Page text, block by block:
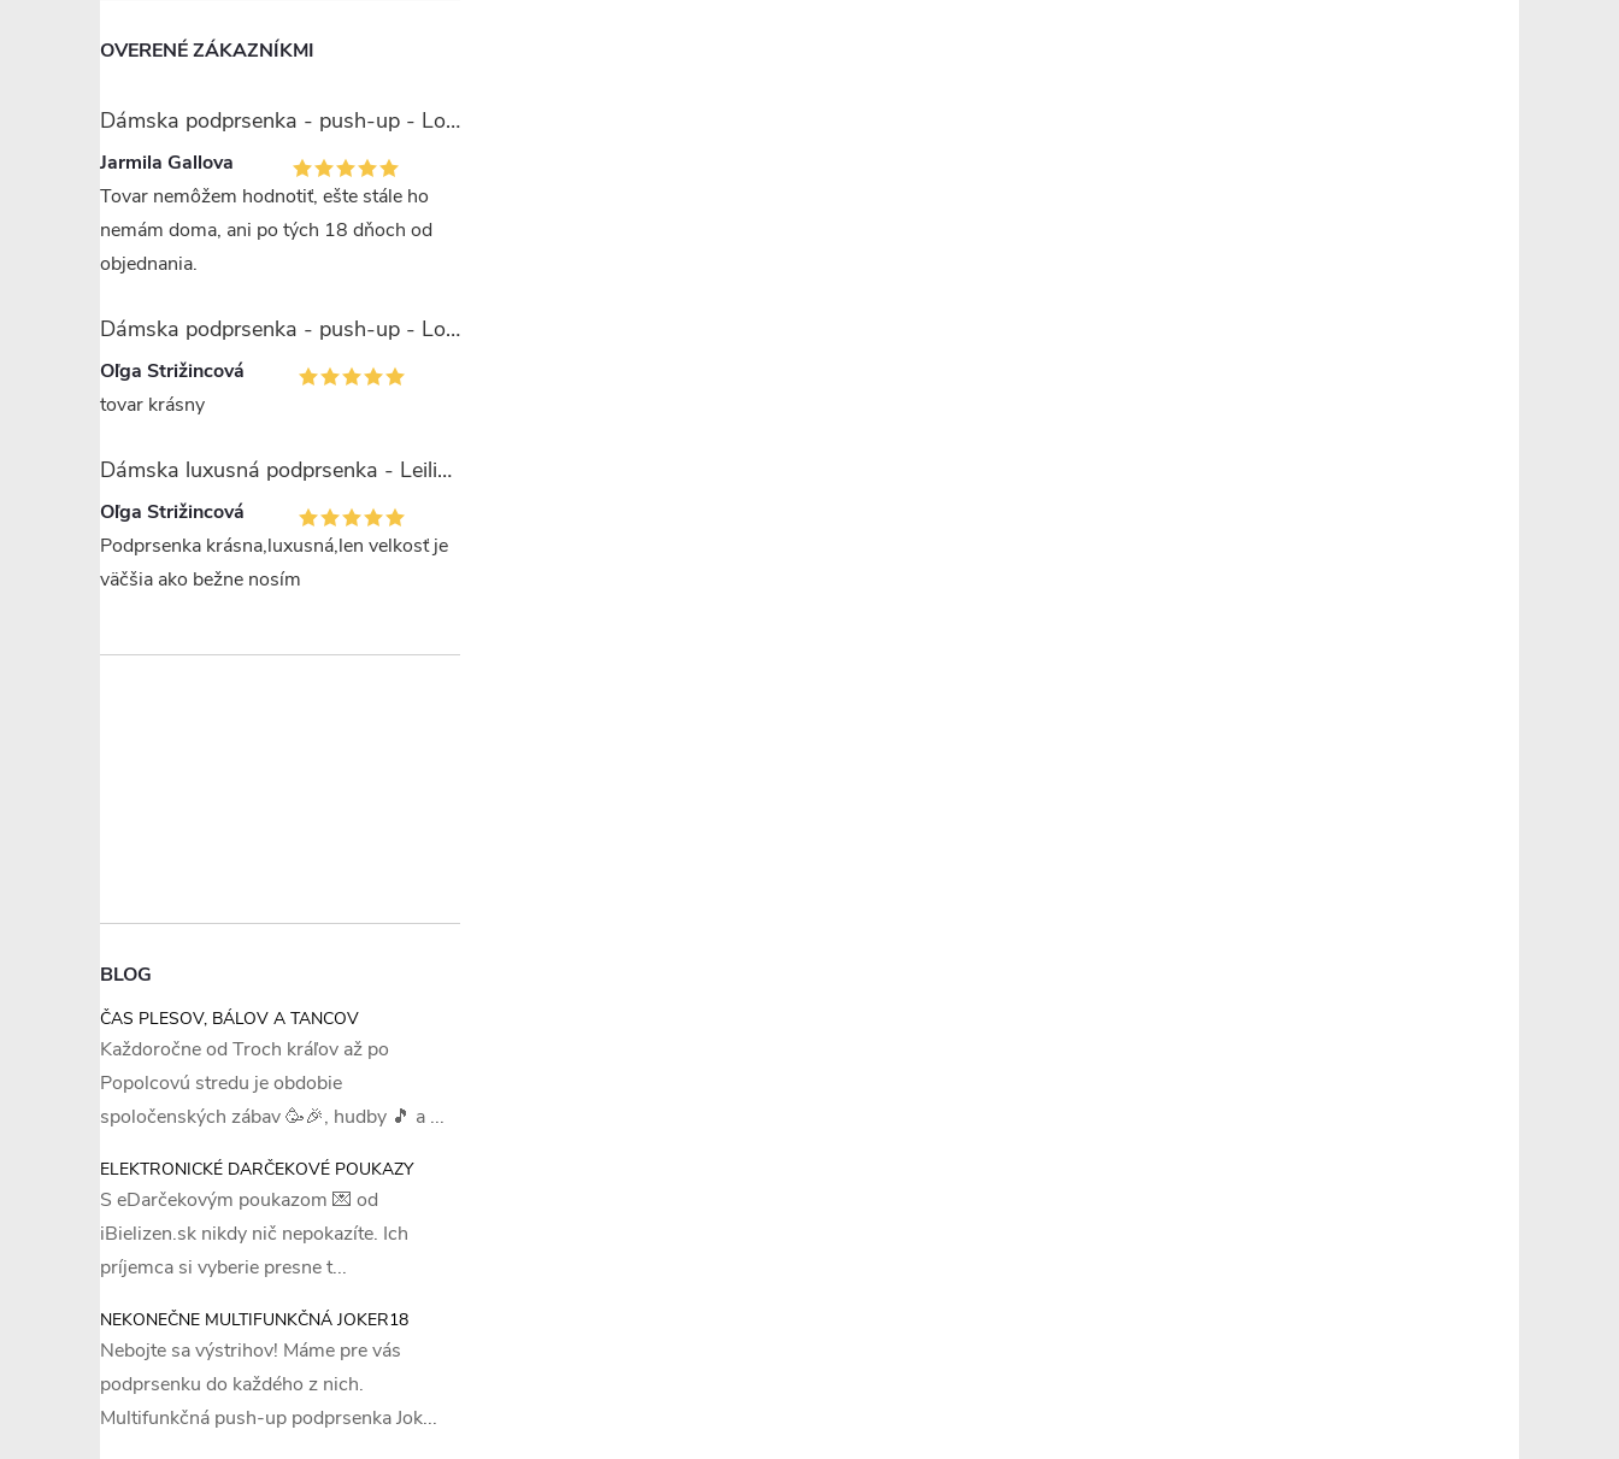
OVERENÉ ZÁKAZNÍKMI
Dámska podprsenka - push-up - Lormar Miranda
Jarmila Gallova
Tovar nemôžem hodnotiť, ešte stále ho
nemám doma, ani po tých 18 dňoch od
objednania.
Dámska podprsenka - push-up - Lormar Saten Soft up
Oľga Strižincová
tovar krásny
Dámska luxusná podprsenka - Leilieve 7743
Oľga Strižincová
Podprsenka krásna,luxusná,len velkosť je
väčšia ako bežne nosím
BLOG
ČAS PLESOV, BÁLOV A TANCOV
Každoročne od Troch kráľov až po
Popolcovú stredu je obdobie
spoločenských zábav 🥳🎉, hudby 🎵 a ...
ELEKTRONICKÉ DARČEKOVÉ POUKAZY
S eDarčekovým poukazom 💌 od
iBielizen.sk nikdy nič nepokazíte. Ich
príjemca si vyberie presne t...
NEKONEČNE MULTIFUNKČNÁ JOKER18
Nebojte sa výstrihov! Máme pre vás
podprsenku do každého z nich.
Multifunkčná push-up podprsenka Jok...